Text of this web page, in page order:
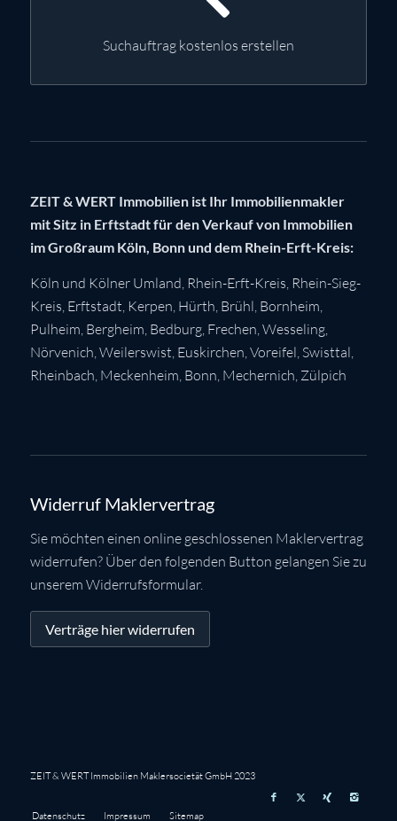
Suchauftrag kostenlos erstellen
ZEIT & WERT Immobilien ist Ihr Immobilienmakler
mit Sitz in Erftstadt für den Verkauf von Immobilien
im Großraum Köln, Bonn und dem Rhein-Erft-Kreis:
Köln und Kölner Umland, Rhein-Erft-Kreis, Rhein-Sieg-
Kreis, Erftstadt, Kerpen, Hürth, Brühl, Bornheim,
Pulheim, Bergheim, Bedburg, Frechen,Wesseling,
Nörvenich,Weilerswist, Euskirchen, Voreifel, Swisttal,
Rheinbach, Meckenheim, Bonn, Mechernich, Zülpich
Widerruf Maklervertrag
Sie möchten einen online geschlossenen Maklervertrag
widerrufen? Über den folgenden Button gelangen Sie zu
unserem Widerrufsformular.
Verträge hier widerrufen
ZEIT & WERT Immobilien Maklersocietät GmbH 2023
Datenschutz Impressum Sitemap